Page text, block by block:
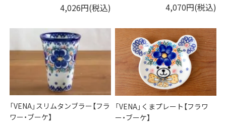
4,026円(税込) 4,070円(税込)
「VENA」スリムタンブラー【フラ
ワー・ブーケ】
「VENA」くまプレート【フラワ
ー・ブーケ】